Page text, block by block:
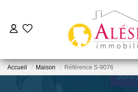
ACHETER
LOUER
Accueil Maison Référence S-9076